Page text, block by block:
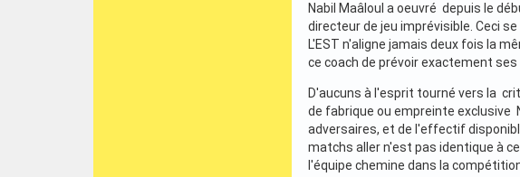
Nabil Maâloul a oeuvré depuis le
directeur de jeu imprévisible. Ceci
L'EST n'aligne jamais deux fois la
ce coach de prévoir exactement
D'aucuns à l'esprit tourné vers la
de fabrique ou empreinte exclusive
adversaires, et de l'effectif
matchs aller n'est pas identique à
l'équipe chemine dans la